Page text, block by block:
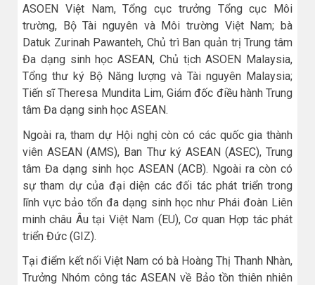
ASOEN Việt Nam, Tổng cục trưởng Tổng cục Môi
trường, Bộ Tài nguyên và Môi trường Việt Nam; bà
Datuk Zurinah Pawanteh, Chủ trì Ban quản trị Trung tâm
Đa dạng sinh học ASEAN, Chủ tịch ASOEN Malaysia,
Tổng thư ký Bộ Năng lượng và Tài nguyên Malaysia;
Tiến sĩ Theresa Mundita Lim, Giám đốc điều hành Trung
tâm Đa dạng sinh học ASEAN.
Ngoài ra, tham dự Hội nghị còn có các quốc gia thành
viên ASEAN (AMS), Ban Thư ký ASEAN (ASEC), Trung
tâm Đa dạng sinh học ASEAN (ACB). Ngoài ra còn có
sự tham dự của đại diện các đối tác phát triển trong
lĩnh vực bảo tổn đa dạng sinh học như Phái đoàn Liên
minh châu Âu tại Việt Nam (EU), Cơ quan Hợp tác phát
triển Đức (GIZ).
Tại điểm kết nối Việt Nam có bà Hoàng Thị Thanh Nhàn,
Trưởng Nhóm công tác ASEAN về Bảo tồn thiên nhiên